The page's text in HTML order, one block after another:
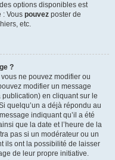
options disponibles est
: Vous pouvez poster de
etc.
?
ne pouvez modifier ou
modifier un message
en cliquant sur le
quelqu’un a déjà répondu au
indiquant qu’il a été
que la date et l’heure de la
pas si un modérateur ou un
ils ont la possibilité de laisser
de leur propre initiative.